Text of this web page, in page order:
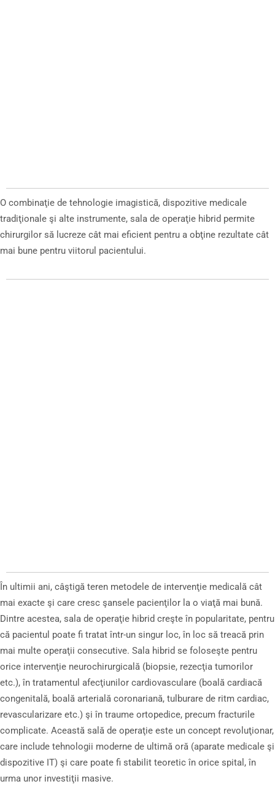
O combinaţie de tehnologie imagistică, dispozitive medicale
tradiţionale şi alte instrumente, sala de operaţie hibrid permite
chirurgilor să lucreze cât mai eficient pentru a obţine rezultate cât
mai bune pentru viitorul pacientului.
În ultimii ani, câştigă teren metodele de intervenţie medicală cât
mai exacte şi care cresc şansele pacienţilor la o viaţă mai bună.
Dintre acestea, sala de operaţie hibrid creşte în popularitate, pentru
că pacientul poate fi tratat într-un singur loc, în loc să treacă prin
mai multe operaţii consecutive. Sala hibrid se foloseşte pentru
orice intervenţie neurochirurgicală (biopsie, rezecţia tumorilor
etc.), în tratamentul afecţiunilor cardiovasculare (boală cardiacă
congenitală, boală arterială coronariană, tulburare de ritm cardiac,
revascularizare etc.) şi în traume ortopedice, precum fracturile
complicate. Această sală de operaţie este un concept revoluţionar,
care include tehnologii moderne de ultimă oră (aparate medicale şi
dispozitive IT) şi care poate fi stabilit teoretic în orice spital, în
urma unor investiţii masive.